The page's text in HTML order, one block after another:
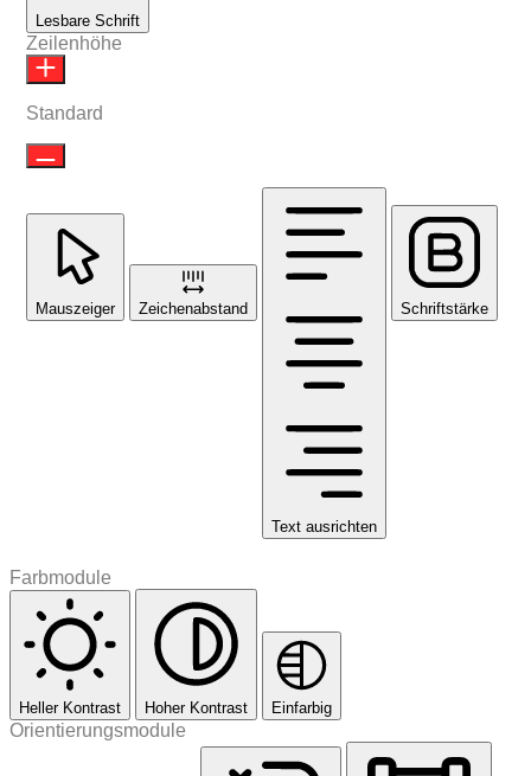
Lesbare Schrift
Zeilenhöhe
Standard
Mauszeiger Zeichenabstand
Text ausrichten
Schriftstärke
Farbmodule
Heller Kontrast Hoher Kontrast Einfarbig
Orientierungsmodule